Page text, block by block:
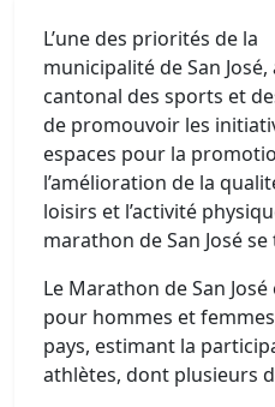
L’une des priorités de la
municipalité de San
cantonal des sports et
de promouvoir les
espaces pour la
l’amélioration de la
loisirs et l’activité
marathon de San José
Le Marathon de San
pour hommes et
pays, estimant la
athlètes, dont plusieurs